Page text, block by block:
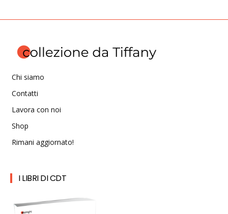
Chi siamo
Contatti
Lavora con noi
Shop
Rimani aggiornato!
I LIBRI DI CDT